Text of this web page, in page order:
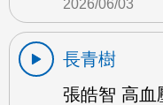
2026/06/03
長青樹
張皓智 高血